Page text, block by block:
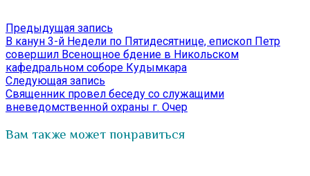
Навигация
по
записям
Предыдущая запись
запись:
В канун 3-й Недели по Пятидесятнице, епископ Петр
совершил Всенощное бдение в Никольском
кафедральном соборе Кудымкара
Следующая запись
запись:
Священник провел беседу со служащими
вневедомственной охраны г. Очер
Вам также может понравиться